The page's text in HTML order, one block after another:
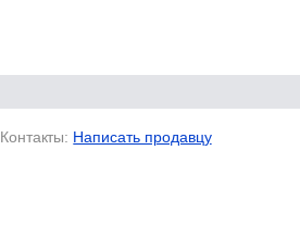
Контакты: Написать продавцу